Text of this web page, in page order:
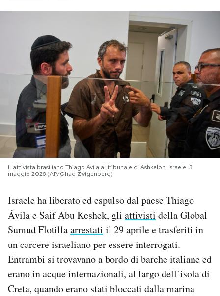
Economia
Sport
Europa
Altrecose
Mondiali calcio 2026
PODCAST
NEWSLETTER
I MIEI PREFERITI
CALENDARIO
AREA PERSONALE
Area Personale
Newsletter
L'attivista brasiliano Thiago Ávila al tribunale di Ashkelon, Israele, 3
maggio 2026 (AP/Ohad Zwigenberg)
Israele ha liberato ed espulso dal paese Thiago
Ávila e Saif Abu Keshek, gli attivisti della Global
Sumud Flotillaarrestati il 29 aprile e trasferiti in
un carcere israeliano per essere interrogati.
Entrambi si trovavano a bordo di barche italiane ed
erano in acque internazionali, al largo dell’isola di
Creta, quando erano stati bloccati dalla marina